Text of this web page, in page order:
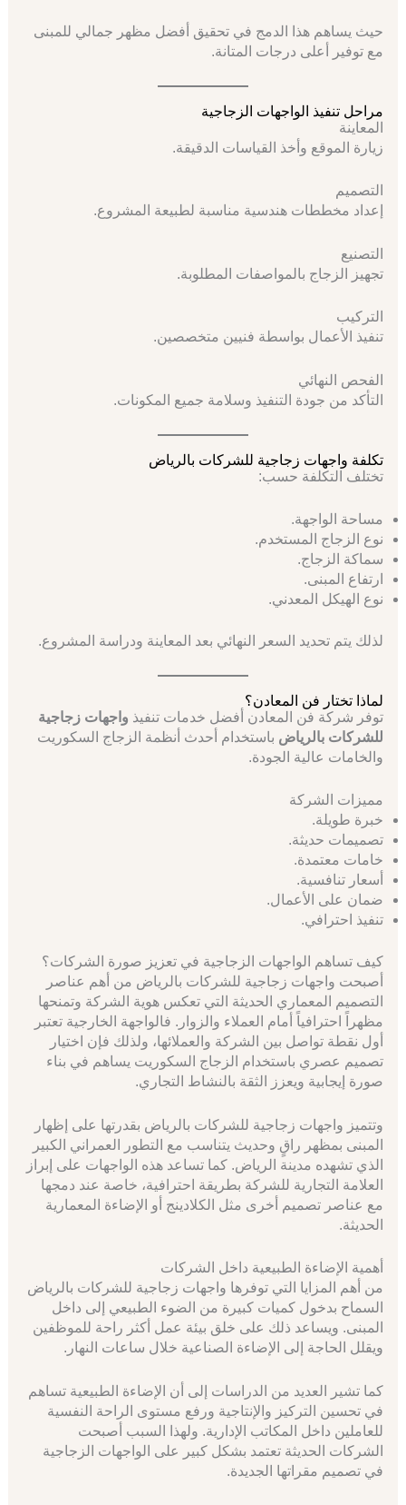
حيث يساهم هذا الدمج في تحقيق أفضل مظهر جمالي للمبنى
مع توفير أعلى درجات المتانة.
مراحل تنفيذ الواجهات الزجاجية
المعاينة
زيارة الموقع وأخذ القياسات الدقيقة.
التصميم
إعداد مخططات هندسية مناسبة لطبيعة المشروع.
التصنيع
تجهيز الزجاج بالمواصفات المطلوبة.
التركيب
تنفيذ الأعمال بواسطة فنيين متخصصين.
الفحص النهائي
التأكد من جودة التنفيذ وسلامة جميع المكونات.
تكلفة واجهات زجاجية للشركات بالرياض
تختلف التكلفة حسب:
مساحة الواجهة.
نوع الزجاج المستخدم.
سماكة الزجاج.
ارتفاع المبنى.
نوع الهيكل المعدني.
لذلك يتم تحديد السعر النهائي بعد المعاينة ودراسة المشروع.
لماذا تختار فن المعادن؟
توفر شركة فن المعادن أفضل خدمات تنفيذ واجهات زجاجية
للشركات بالرياض باستخدام أحدث أنظمة الزجاج السكوريت
والخامات عالية الجودة.
مميزات الشركة
خبرة طويلة.
تصميمات حديثة.
خامات معتمدة.
أسعار تنافسية.
ضمان على الأعمال.
تنفيذ احترافي.
كيف تساهم الواجهات الزجاجية في تعزيز صورة الشركات؟
أصبحت واجهات زجاجية للشركات بالرياض من أهم عناصر
التصميم المعماري الحديثة التي تعكس هوية الشركة وتمنحها
مظهراً احترافياً أمام العملاء والزوار. فالواجهة الخارجية تعتبر
أول نقطة تواصل بين الشركة والعملائها، ولذلك فإن اختيار
تصميم عصري باستخدام الزجاج السكوريت يساهم في بناء
صورة إيجابية ويعزز الثقة بالنشاط التجاري.
وتتميز واجهات زجاجية للشركات بالرياض بقدرتها على إظهار
المبنى بمظهر راقٍ وحديث يتناسب مع التطور العمراني الكبير
الذي تشهده مدينة الرياض. كما تساعد هذه الواجهات على إبراز
العلامة التجارية للشركة بطريقة احترافية، خاصة عند دمجها
مع عناصر تصميم أخرى مثل الكلادينج أو الإضاءة المعمارية
الحديثة.
أهمية الإضاءة الطبيعية داخل الشركات
من أهم المزايا التي توفرها واجهات زجاجية للشركات بالرياض
السماح بدخول كميات كبيرة من الضوء الطبيعي إلى داخل
المبنى. ويساعد ذلك على خلق بيئة عمل أكثر راحة للموظفين
ويقلل الحاجة إلى الإضاءة الصناعية خلال ساعات النهار.
كما تشير العديد من الدراسات إلى أن الإضاءة الطبيعية تساهم
في تحسين التركيز والإنتاجية ورفع مستوى الراحة النفسية
للعاملين داخل المكاتب الإدارية. ولهذا السبب أصبحت
الشركات الحديثة تعتمد بشكل كبير على الواجهات الزجاجية
في تصميم مقراتها الجديدة.